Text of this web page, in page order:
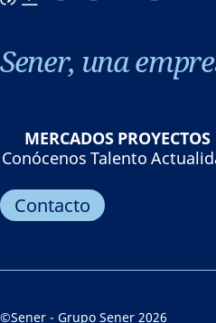
Sener, una
MERCADOS PROYECTOS
Conócenos Talento
Contacto
©Sener - Grupo Sener 2026